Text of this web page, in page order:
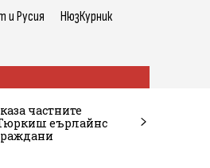
и Русия НюзКурник
частните
еърлайнс